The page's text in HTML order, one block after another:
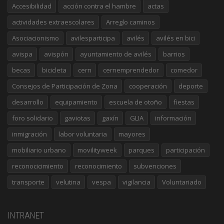
Accesibilidad acción contra el hambre
actas
actividades extraescolares
Arreglo caminos
Asociacionismo
avilesparticipa avilés
avilés en bici
avispa
avispón ayuntamiento de avilés
barrios
becas
bicicleta cern cernemprendedor
comedor
Consejos de Participación de Zona
cooperación
deporte
desarrollo
equipamiento escuela de otoño
fiestas
foro solidario
gaviotas gaxín GLIA
información
inmigración
labor voluntaria
mayores
mobiliario urbano
movilityweek parques
participación
reconocicimiento
reconocimiento
subvenciones
transporte
velutina vespa vigilancia Voluntariado
INTRANET